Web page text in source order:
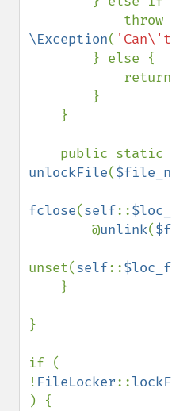
\Exception(
            return
unlockFile(
fclose(self::
        @
unlink(
unset(self::
}
if (
! FileLocker::
) {